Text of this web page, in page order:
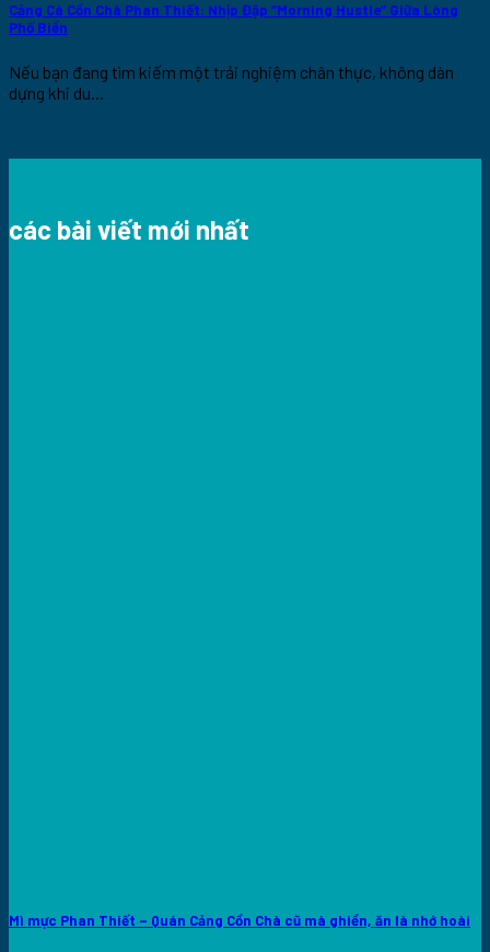
Cảng Cá Cồn Chà Phan Thiết: Nhịp Đập “Morning Hustle” Giữa Lòng
Phố Biển
Nếu bạn đang tìm kiếm một trải nghiệm chân thực, không dàn
dựng khi du...
các bài viết mới nhất
Mì mực Phan Thiết – Quán Cảng Cồn Chà cũ mà ghiền, ăn là nhớ hoài